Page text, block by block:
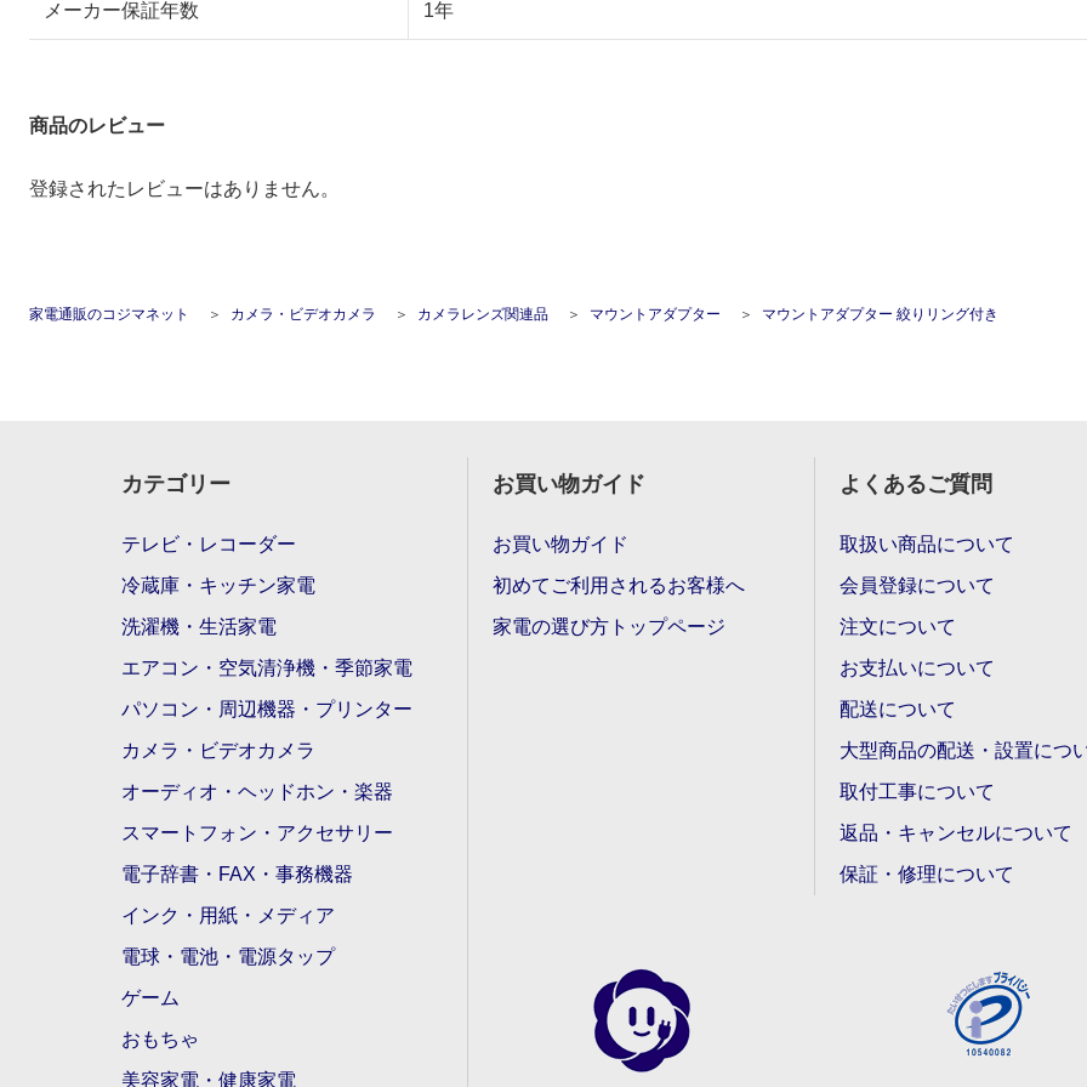
メーカー保証年数 1年
商品のレビュー
登録されたレビューはありません。
家電通販のコジマネット カメラ・ビデオカメラ カメラレンズ関連品 マウントアダプター マウントアダプター 絞りリング付き
カテゴリー
テレビ・レコーダー
冷蔵庫・キッチン家電
洗濯機・生活家電
エアコン・空気清浄機・季節家電
パソコン・周辺機器・プリンター
カメラ・ビデオカメラ
オーディオ・ヘッドホン・楽器
スマートフォン・アクセサリー
電子辞書・FAX・事務機器
インク・用紙・メディア
電球・電池・電源タップ
ゲーム
おもちゃ
美容家電・健康家電
お買い物ガイド
お買い物ガイド
初めてご利用されるお客様へ
家電の選び方トップページ
よくあるご質問
取扱い商品について
会員登録について
注文について
お支払いについて
配送について
大型商品の配送・設置につ
取付工事について
返品・キャンセルについて
保証・修理について